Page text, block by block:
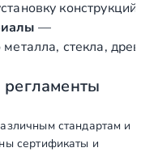
конструкций
—
стекла,
стандартам и
сертификаты и